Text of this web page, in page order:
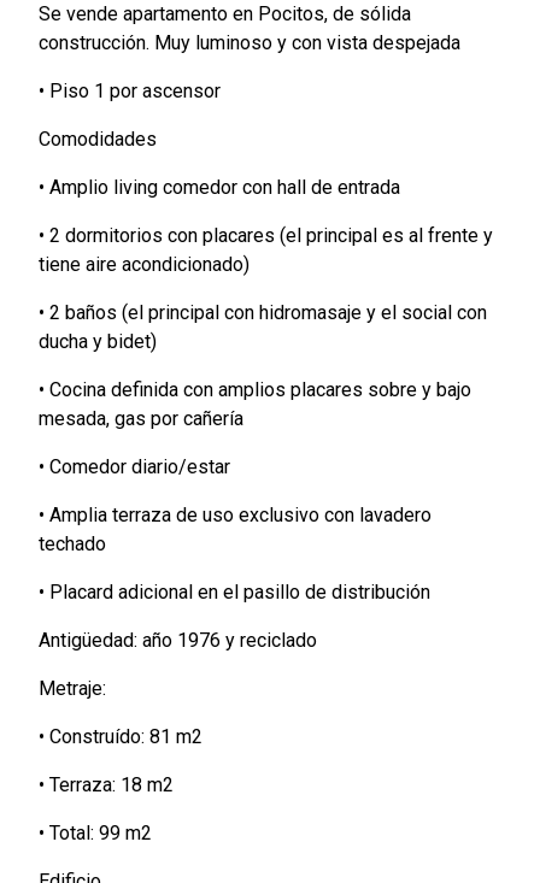
Se vende apartamento en Pocitos, de sólida
construcción. Muy luminoso y con vista despejada
• Piso 1 por ascensor
Comodidades
• Amplio living comedor con hall de entrada
• 2 dormitorios con placares (el principal es al frente y
tiene aire acondicionado)
• 2 baños (el principal con hidromasaje y el social con
ducha y bidet)
• Cocina definida con amplios placares sobre y bajo
mesada, gas por cañería
• Comedor diario/estar
• Amplia terraza de uso exclusivo con lavadero
techado
• Placard adicional en el pasillo de distribución
Antigüedad: año 1976 y reciclado
Metraje:
• Construído: 81 m2
• Terraza: 18 m2
• Total: 99 m2